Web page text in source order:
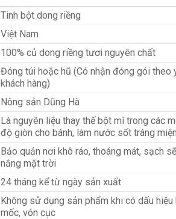
Tinh bột dong riềng
Việt Nam
100% củ dong riềng tươi nguyên chất
Đóng túi hoặc hũ (Có nhận đóng gói theo
khách hàng)
Nông sản Dũng Hà
Là nguyên liệu thay thế bột mì trong các
độ giòn cho bánh, làm nước sốt tráng
Bảo quản nơi khô ráo, thoáng mát, sạch
nắng mặt trời
24 tháng kể từ ngày sản xuất
Không sử dụng sản phẩm khi có dấu hiệu
mốc, vón cục